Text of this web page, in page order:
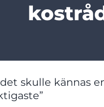
skulle kännas